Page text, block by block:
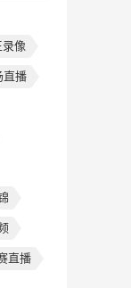
像
直播
直播